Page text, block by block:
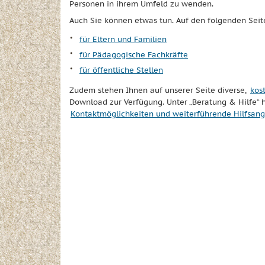
Personen in ihrem Umfeld zu wenden.
Auch Sie können etwas tun. Auf den folgenden
für Eltern und Familien
für Pädagogische Fachkräfte
für öffentliche Stellen
Zudem stehen Ihnen auf unserer Seite diverse,
Download zur Verfügung. Unter „Beratung & Hilfe“
Kontaktmöglichkeiten und weiterführende